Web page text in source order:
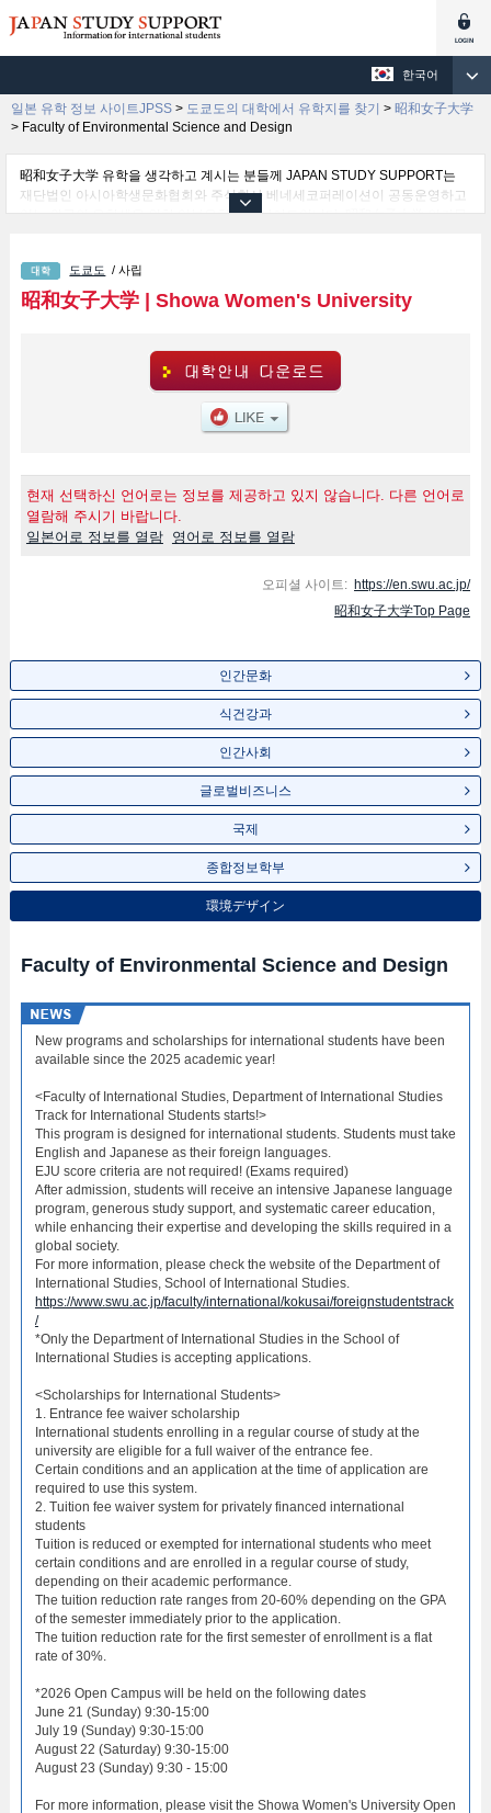
한국어
일본 유학 정보 사이트JPSS > 도쿄도의 대학에서 유학지를 찾기 > 昭和女子大学
> Faculty of Environmental Science and Design
昭和女子大学 유학을 생각하고 계시는 분들께 JAPAN STUDY SUPPORT는
재단법인 아시아학생문화협회와 주식회사 베네세코퍼레이션이 공동운영하고
있는 외국인 유학생을 위한 일본유학정보 사이트입니다. 昭和女子大学 인간문
때문에, 昭和女子大学 관한 유학정보를 찾고 계시는 분들은 꼭 이용해 보시기
바랍니다. 이 외에도 외국인 유학생을 모집을 하고 있는 1,300여 개의 대학・대
학원・단기대학・전문학교의 정보도 게재하고ㅇ 있습니다.
도쿄도 / 사립
昭和女子大学| Showa Women's University
현재 선택하신 언어로는 정보를 제공하고 있지 않습니다. 다른 언어로
열람해 주시기 바랍니다.
일본어로 정보를 열람
영어로 정보를 열람
오피셜 사이트: https://en.swu.ac.jp/
昭和女子大学Top Page
인간문화
식건강과
인간사회
글로벌비즈니스
국제
종합정보학부
環境デザイン
Faculty of Environmental Science and Design
New programs and scholarships for international students have been
available since the 2025 academic year!
<Faculty of International Studies, Department of International Studies
Track for International Students starts!>
This program is designed for international students. Students must take
English and Japanese as their foreign languages.
EJU score criteria are not required! (Exams required)
After admission, students will receive an intensive Japanese language
program, generous study support, and systematic career education,
while enhancing their expertise and developing the skills required in a
global society.
For more information, please check the website of the Department of
International Studies, School of International Studies.
https://www.swu.ac.jp/faculty/international/kokusai/foreignstudentstrack
/
*Only the Department of International Studies in the School of
International Studies is accepting applications.
<Scholarships for International Students>
1. Entrance fee waiver scholarship
International students enrolling in a regular course of study at the
university are eligible for a full waiver of the entrance fee.
Certain conditions and an application at the time of application are
required to use this system.
2. Tuition fee waiver system for privately financed international
students
Tuition is reduced or exempted for international students who meet
certain conditions and are enrolled in a regular course of study,
depending on their academic performance.
The tuition reduction rate ranges from 20-60% depending on the GPA
of the semester immediately prior to the application.
The tuition reduction rate for the first semester of enrollment is a flat
rate of 30%.
*2026 Open Campus will be held on the following dates
June 21 (Sunday) 9:30-15:00
July 19 (Sunday) 9:30-15:00
August 22 (Saturday) 9:30-15:00
August 23 (Sunday) 9:30 - 15:00
For more information, please visit the Showa Women's University Open